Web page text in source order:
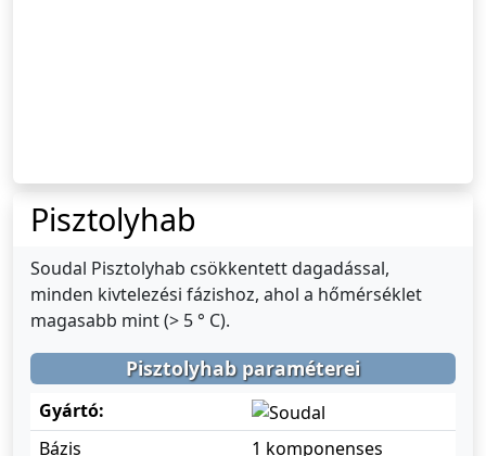
Pisztolyhab
Soudal Pisztolyhab csökkentett dagadással,
minden kivtelezési fázishoz, ahol a hőmérséklet
magasabb mint (> 5 ° C).
Pisztolyhab paraméterei
Gyártó:
Bázis
1 komponenses